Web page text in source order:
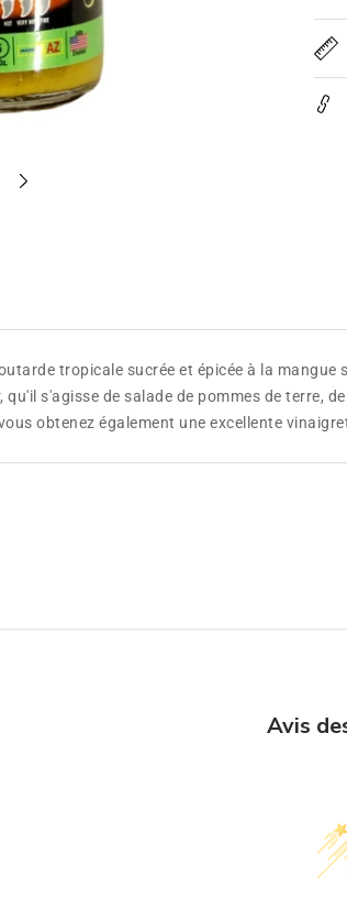
tropicale sucrée et épicée à la
s'agisse de salade de pommes de terre,
obtenez également une excellente
Avis